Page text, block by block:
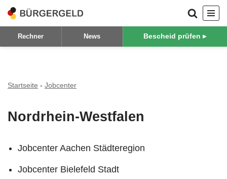
Zum
Inhalt
Rechner News Bescheid prüfen ▸
Startseite - Jobcenter
Nordrhein-Westfalen
Jobcenter Aachen Städteregion
Jobcenter Bielefeld Stadt